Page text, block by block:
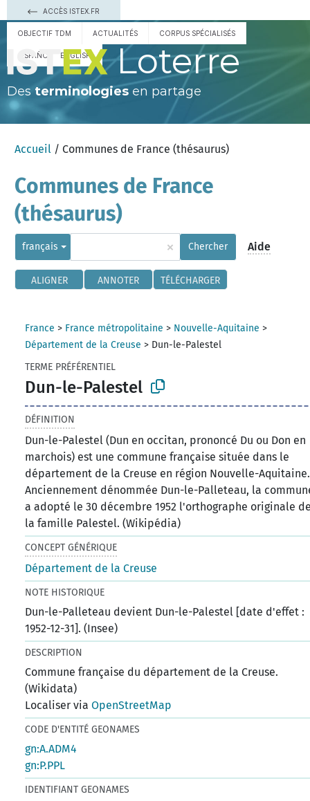
ACCÈS ISTEX.FR
OBJECTIF TDM ACTUALITÉS CORPUS SPÉCIALISÉS
ESPAÑOL ENGLISH Loterre
Des terminologies en partage
Accueil / Communes de France (thésaurus)
Communes de France
(thésaurus)
français × Chercher Aide
ALIGNER ANNOTER TÉLÉCHARGER
France > France métropolitaine > Nouvelle-Aquitaine >
Département de la Creuse > Dun-le-Palestel
TERME PRÉFÉRENTIEL
Dun-le-Palestel
DÉFINITION
Dun-le-Palestel (Dun en occitan, prononcé Du ou Don en
marchois) est une commune française située dans le
département de la Creuse en région Nouvelle-Aquitaine.
Anciennement dénommée Dun-le-Palleteau, la
a adopté le 30 décembre 1952 l'orthographe originale
la famille Palestel. (Wikipédia)
CONCEPT GÉNÉRIQUE
Département de la Creuse
NOTE HISTORIQUE
Dun-le-Palleteau devient Dun-le-Palestel [date d'effet :
1952-12-31]. (Insee)
DESCRIPTION
Commune française du département de la Creuse.
(Wikidata)
Localiser viaOpenStreetMap
CODE D'ENTITÉ GEONAMES
gn:A.ADM4
gn:P.PPL
IDENTIFIANT GEONAMES